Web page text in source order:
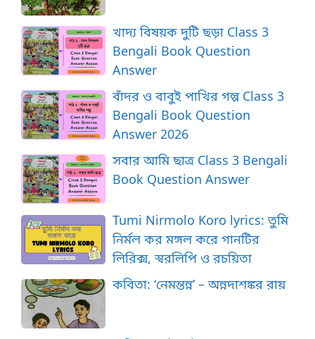
খাদ্য বিষয়ক দুটি ছড়া Class 3
Bengali Book Question
Answer
বাঁদর ও বাবুই পাখির গল্প Class 3
Bengali Book Question
Answer 2026
সবার আমি ছাত্র Class 3 Bengali
Book Question Answer
Tumi Nirmolo Koro lyrics: তুমি
নির্মল কর মঙ্গল করে গানটির
লিরিক্স, স্বরলিপি ও রচয়িতা
কবিতা: ‘নেমন্তন্ন’ – অন্নদাশঙ্কর রায়